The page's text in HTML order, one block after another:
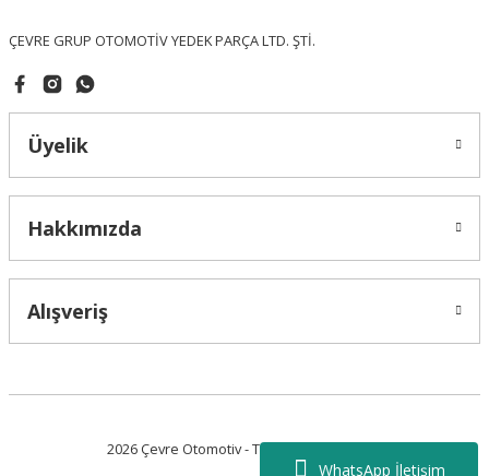
WhatsApp İletişim
ÇEVRE GRUP OTOMOTİV YEDEK PARÇA LTD. ŞTİ.
Üyelik
Hakkımızda
Alışveriş
2026 Çevre Otomotiv - Tüm Hakları Saklıdır.